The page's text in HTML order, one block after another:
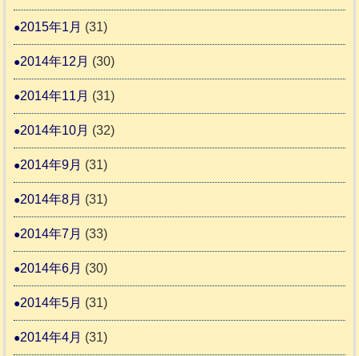
2015年1月 (31)
2014年12月 (30)
2014年11月 (31)
2014年10月 (32)
2014年9月 (31)
2014年8月 (31)
2014年7月 (33)
2014年6月 (30)
2014年5月 (31)
2014年4月 (31)